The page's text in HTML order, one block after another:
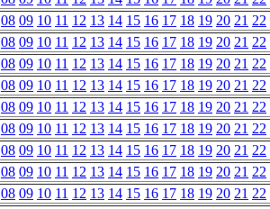
08 09 10 11 12 13 14 15 16 17 18 19 20 21 22
08 09 10 11 12 13 14 15 16 17 18 19 20 21 22
08 09 10 11 12 13 14 15 16 17 18 19 20 21 22
08 09 10 11 12 13 14 15 16 17 18 19 20 21 22
08 09 10 11 12 13 14 15 16 17 18 19 20 21 22
08 09 10 11 12 13 14 15 16 17 18 19 20 21 22
08 09 10 11 12 13 14 15 16 17 18 19 20 21 22
08 09 10 11 12 13 14 15 16 17 18 19 20 21 22
08 09 10 11 12 13 14 15 16 17 18 19 20 21 22